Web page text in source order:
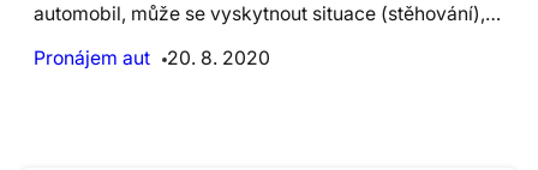
automobil, může se vyskytnout situace (stěhování),…
Pronájem aut
20. 8. 2020